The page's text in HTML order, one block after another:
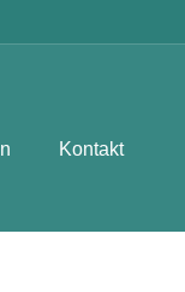
Kontakt